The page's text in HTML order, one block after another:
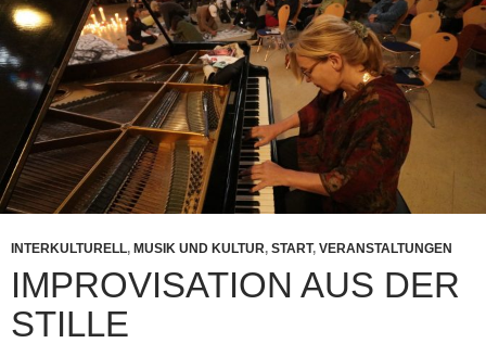
INTERKULTURELL, MUSIK UND KULTUR, START, VERANSTALTUNGEN
IMPROVISATION AUS DER
STILLE